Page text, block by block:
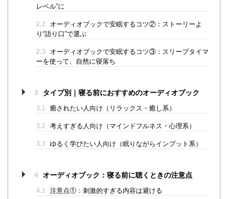
レベル”に
2.2
オーディオブックで安眠するコツ②：ストーリーよ
り“語り口”で選ぶ
2.3
オーディオブックで安眠するコツ③：スリープタイマ
ーを使って、自然に寝落ち
3 タイプ別｜寝る前におすすめのオーディオブック
3.1 癒されたい人向け（リラックス・癒し系）
3.2 考えすぎる人向け（マインドフルネス・心理系）
3.3 ゆるく学びたい人向け（眠りながらインプット系）
4 オーディオブック：寝る前に聴くときの注意点
4.1 注意点①：刺激的すぎる内容は避ける